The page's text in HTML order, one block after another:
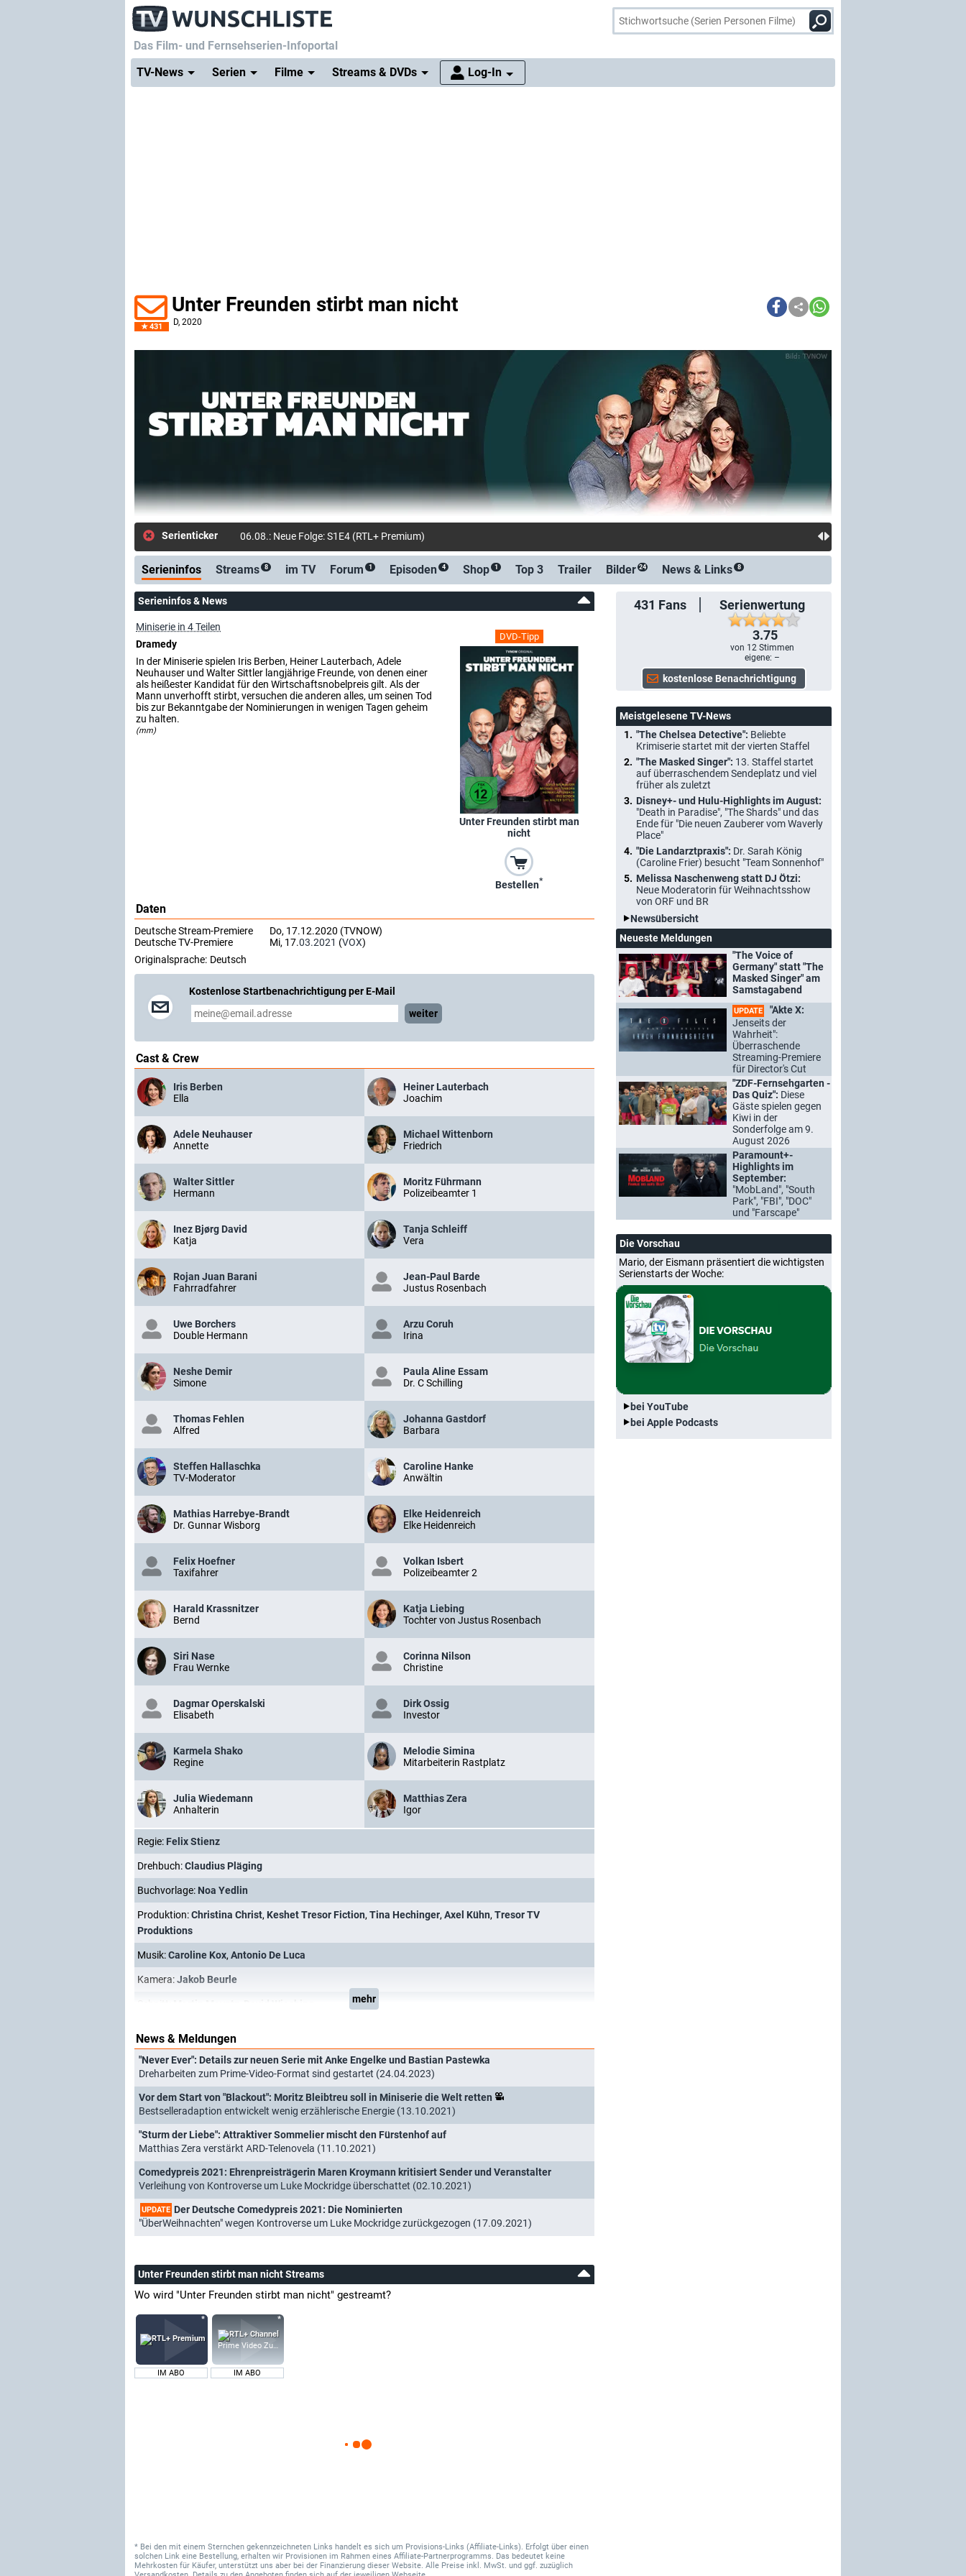
Das Film- und Fernsehserien-Infoportal
TV-News
Serien Filme Streams & DVDs Log-In
431
Unter Freunden stirbt man nicht
D, 2020
Serienticker 06.08.: Neue Folge: S1E4 (RTL+ Premium)
Serieninfos Streams 8 im TV Forum 1 Episoden 4 Shop 1 Top 3 Trailer Bilder 24 News & Links 8
431 Fans
Serienwertung
3.75
von 12Stimmen
eigene: –
Serieninfos & News
DVD-Tipp
Unter Freunden stirbt man
nicht
Bestellen*
Miniserie in 4 Teilen
Dramedy
In der Miniserie spielen Iris Berben, Heiner Lauterbach, Adele
Neuhauser und Walter Sittler langjährige Freunde, von denen einer
als heißester Kandidat für den Wirtschaftsnobelpreis gilt. Als der
Mann unverhofft stirbt, versuchen die anderen alles, um seinen Tod
bis zur Bekanntgabe der Nominierungen in wenigen Tagen geheim
zu halten.
(mm)
Daten
Deutsche Stream-Premiere
Do, 17.12.2020 (TVNOW)
Deutsche TV-Premiere
Mi, 17.03.2021 (VOX)
Originalsprache: Deutsch
Kostenlose Startbenachrichtigung per E-Mail
weiter
Cast & Crew
Iris Berben
Ella
Heiner Lauterbach
Joachim
Adele Neuhauser
Annette
Michael Wittenborn
Friedrich
Walter Sittler
Hermann
Moritz Führmann
Polizeibeamter 1
Inez Bjørg David
Katja
Tanja Schleiff
Vera
Rojan Juan Barani
Fahrradfahrer
Jean-Paul Barde
Justus Rosenbach
Uwe Borchers
Double Hermann
Arzu Coruh
Irina
Neshe Demir
Simone
Paula Aline Essam
Dr. C Schilling
Thomas Fehlen
Alfred
Johanna Gastdorf
Barbara
Steffen Hallaschka
TV-Moderator
Caroline Hanke
Anwältin
Mathias Harrebye-Brandt
Dr. Gunnar Wisborg
Elke Heidenreich
Elke Heidenreich
Felix Hoefner
Taxifahrer
Volkan Isbert
Polizeibeamter 2
Harald Krassnitzer
Bernd
Katja Liebing
Tochter von Justus Rosenbach
Siri Nase
Frau Wernke
Corinna Nilson
Christine
Dagmar Operskalski
Elisabeth
Dirk Ossig
Investor
Karmela Shako
Regine
Melodie Simina
Mitarbeiterin Rastplatz
Julia Wiedemann
Anhalterin
Matthias Zera
Igor
Regie: Felix Stienz
Drehbuch:Claudius Pläging
Buchvorlage: Noa Yedlin
Produktion:Christina Christ, Keshet Tresor Fiction, Tina Hechinger, Axel Kühn, Tresor TV
Produktions
Musik:Caroline Kox, Antonio De Luca
Kamera:Jakob Beurle
mehr
News & Meldungen
"Never Ever": Details zur neuen Serie mit Anke Engelke und Bastian Pastewka
Dreharbeiten zum Prime-Video-Format sind gestartet (24.04.2023)
Vor dem Start von "Blackout": Moritz Bleibtreu soll in Miniserie die Welt retten
Bestselleradaption entwickelt wenig erzählerische Energie (13.10.2021)
"Sturm der Liebe": Attraktiver Sommelier mischt den Fürstenhof auf
Matthias Zera verstärkt ARD-Telenovela (11.10.2021)
Comedypreis 2021: Ehrenpreisträgerin Maren Kroymann kritisiert Sender und Veranstalter
Verleihung von Kontroverse um Luke Mockridge überschattet (02.10.2021)
UPDATE Der Deutsche Comedypreis 2021: Die Nominierten
"ÜberWeihnachten" wegen Kontroverse um Luke Mockridge zurückgezogen (17.09.2021)
Unter Freunden stirbt man nicht Streams
Wo wird "Unter Freunden stirbt man nicht" gestreamt?
IM ABO
Prime Video Zusatz-Kanäle
IM ABO
* Bei den mit einem Sternchen gekennzeichneten Links handelt es sich um Provisions-Links (Affiliate-Links). Erfolgt über einen
solchen Link eine Bestellung, erhalten wir Provisionen im Rahmen eines Affiliate-Partnerprogramms. Das bedeutet keine
Mehrkosten für Käufer, unterstützt uns aber bei der Finanzierung dieser Website. Alle Preise inkl. MwSt. und ggf. zuzüglich
Meistgelesene TV-News
"The Chelsea Detective": Beliebte
Krimiserie startet mit der vierten Staffel
"The Masked Singer": 13. Staffel startet
auf überraschendem Sendeplatz und viel
früher als zuletzt
Disney+- und Hulu-Highlights im August:
"Death in Paradise", "The Shards" und das
Ende für "Die neuen Zauberer vom Waverly
Place"
"Die Landarztpraxis": Dr. Sarah König
(Caroline Frier) besucht "Team Sonnenhof"
Melissa Naschenweng statt DJ Ötzi:
Neue Moderatorin für Weihnachtsshow
von ORF und BR
Newsübersicht
Neueste Meldungen
"The Voice of
Germany" statt "The
Masked Singer" am
Samstagabend
UPDATE
"Akte X:
Jenseits der
Wahrheit":
Überraschende
Streaming-Premiere
für Director's Cut
"ZDF-Fernsehgarten -
Das Quiz": Diese
Gäste spielen gegen
Kiwi in der
Sonderfolge am 9.
August 2026
Paramount+-
Highlights im
September:
"MobLand", "South
Park", "FBI", "DOC"
und "Farscape"
Die Vorschau
Mario, der Eismann präsentiert die wichtigsten
Serienstarts der Woche:
bei YouTube
bei Apple Podcasts